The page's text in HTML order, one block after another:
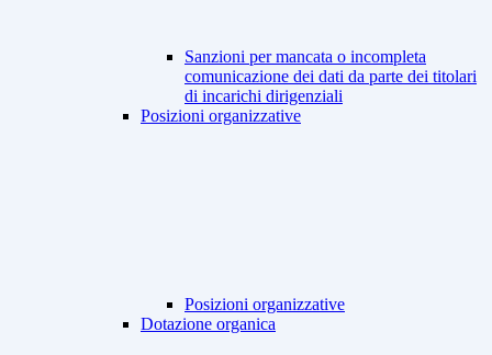
Sanzioni per mancata o incompleta
comunicazione dei dati da parte dei titolari
di incarichi dirigenziali
Posizioni organizzative
Posizioni organizzative
Dotazione organica